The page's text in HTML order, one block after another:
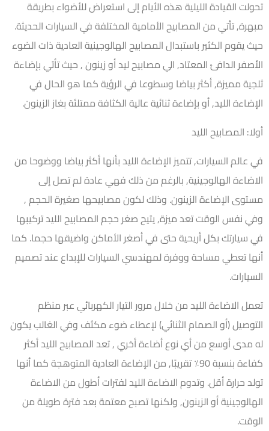
تحولت القيادة الليلية هذه الأيام إلى استعراض للأضواء بطريقة
مبهرة, تأتي من المصابيح الأمامية المختلفة في السيارات الحديثة.
حيث يقوم الكثير باستبدال المصابيح الهالوجينية العادية ذات الضوء
الأصفر الدافئ المعتاد, الي مصابيح ليد أو زينون , حيث تأتي بإضاءة
ثلجية مميزة, أكثر بياضا وسطوعا في الرؤية كما هو الحال في
الإضاءة الليد, أو بإضاءة ثنائية عالية الكثافة ممتلئة بغاز الزينون.
أولا: المصابيح الليد
في عالم السيارات, تتميز الإضاءة الليد بأنها أكثر بياضا ووضوحا من
الاضاءة الهالوجينية, بالرغم من ذلك فهي عادة لم تصل إلى
مستوى الإضاءة الزينون. وذلك لكون مصابيحها صغيرة الحجم ,
وفي نفس الوقت تعد ميزة, يتيح صغر حجم المصابيح الليد تركيبها
في سيارتك بكل أريحية حتى في أصغر الأماكن واضيقها حجما. كما
أنها تعطي مساحة ووفرة لمهندسي السيارات للإبداع عند تصميم
السيارات.
تعمل الاضاءة الليد من خلال مرور التيار الكهربائي عبر منظم
التوصيل (أو الصمام الثنائي) لإعطاء ضوء مكثف وفي الغالب يكون
له مدى أوسع من أي نوع أضاءة أخري , تعد المصابيح الليد أكثر
كفاءة بنسبة 90٪ تقريبًا, من الإضاءة العادية المتوهجة كما أنها
تولد حرارة أقل. وتدوم الاضاءة الليد لفترات أطول من الاضاءة
الهالوجينية أو الزينون, ولكنها تصبح معتمة بعد فترة طويلة من
الوقت.